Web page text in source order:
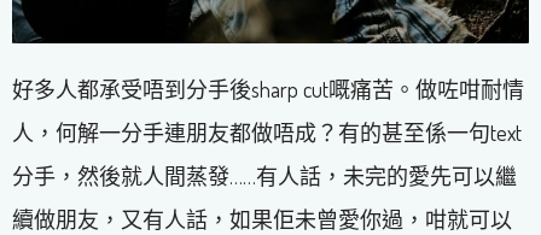
好多人都承受唔到分手後sharp cut嘅痛苦。做咗咁耐情
人，何解一分手連朋友都做唔成？有的甚至係一句text
分手，然後就人間蒸發……有人話，未完的愛先可以繼
續做朋友，又有人話，如果佢未曾愛你過，咁就可以